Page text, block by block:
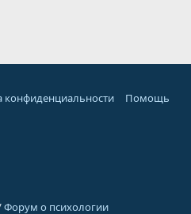
конфиденциальности
Помощь
Форум о психологии